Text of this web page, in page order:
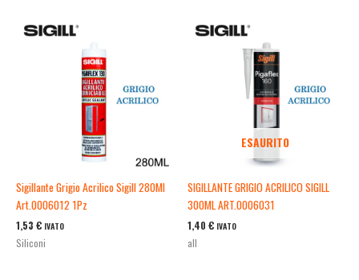
Sigillante Grigio Acrilico Sigill 280Ml
Art.0006012 1Pz
1,53 € IVATO
Siliconi
ESAURITO
SIGILLANTE GRIGIO ACRILICO SIGILL
300ML ART.0006031
1,40 € IVATO
all